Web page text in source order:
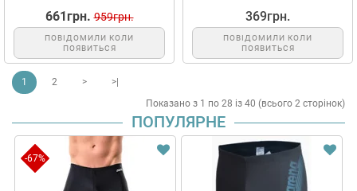
661грн. 959грн.
ПОВІДОМИЛИ КОЛИ
ПОЯВИТЬСЯ
369грн.
ПОВІДОМИЛИ КОЛИ
ПОЯВИТЬСЯ
1 2 >
>|
Показано з 1 по 28 із 40 (всього 2 сторінок)
ПОПУЛЯРНЕ
-67%